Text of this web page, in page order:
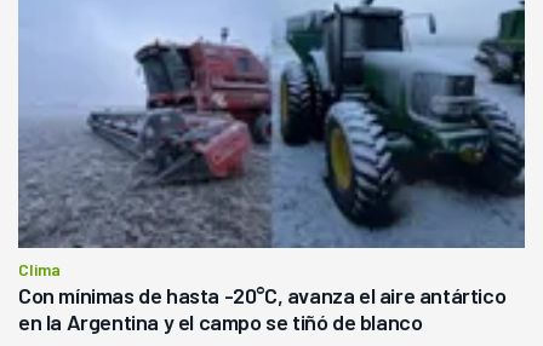
Clima
Con mínimas de hasta -20°C, avanza el aire antártico
en la Argentina y el campo se tiñó de blanco